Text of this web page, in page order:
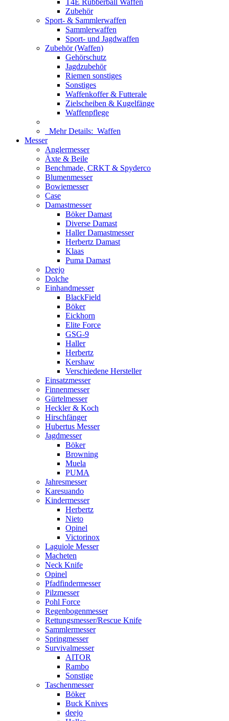
T4E Rubberball Waffen
Zubehör
Sport- & Sammlerwaffen
Sammlerwaffen
Sport- und Jagdwaffen
Zubehör (Waffen)
Gehörschutz
Jagdzubehör
Riemen sonstiges
Sonstiges
Waffenkoffer & Futterale
Zielscheiben & Kugelfänge
Waffenpflege
Mehr Details: Waffen
Messer
Anglermesser
Äxte & Beile
Benchmade, CRKT & Spyderco
Blumenmesser
Bowiemesser
Case
Damastmesser
Böker Damast
Diverse Damast
Haller Damastmesser
Herbertz Damast
Klaas
Puma Damast
Deejo
Dolche
Einhandmesser
BlackField
Böker
Eickhorn
Elite Force
GSG-9
Haller
Herbertz
Kershaw
Verschiedene Hersteller
Einsatzmesser
Finnenmesser
Gürtelmesser
Heckler & Koch
Hirschfänger
Hubertus Messer
Jagdmesser
Böker
Browning
Muela
PUMA
Jahresmesser
Karesuando
Kindermesser
Herbertz
Nieto
Opinel
Victorinox
Laguiole Messer
Macheten
Neck Knife
Opinel
Pfadfindermesser
Pilzmesser
Pohl Force
Regenbogenmesser
Rettungsmesser/Rescue Knife
Sammlermesser
Springmesser
Survivalmesser
AITOR
Rambo
Sonstige
Taschenmesser
Böker
Buck Knives
deejo